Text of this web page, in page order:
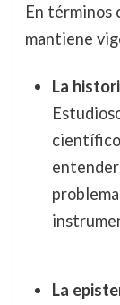
En términos
mantiene
La
La